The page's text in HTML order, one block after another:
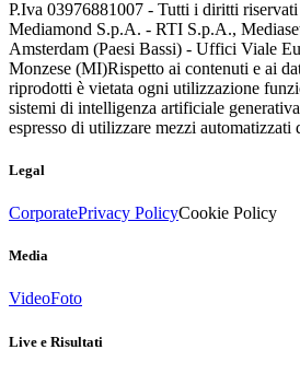
P.Iva 03976881007 - Tutti i diritti
Mediamond S.p.A. - RTI S.p.A.,
Amsterdam (Paesi Bassi) - Uffici Viale
Monzese (MI)Rispetto ai contenuti e ai
riprodotti è vietata ogni utilizzazione
sistemi di intelligenza artificiale
espresso di utilizzare mezzi automatizzati
Legal
CorporatePrivacy PolicyCookie Policy
Media
VideoFoto
Live e Risultati